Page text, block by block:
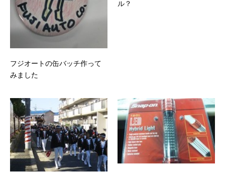
フジオートの缶バッチ作って
みました
ル？